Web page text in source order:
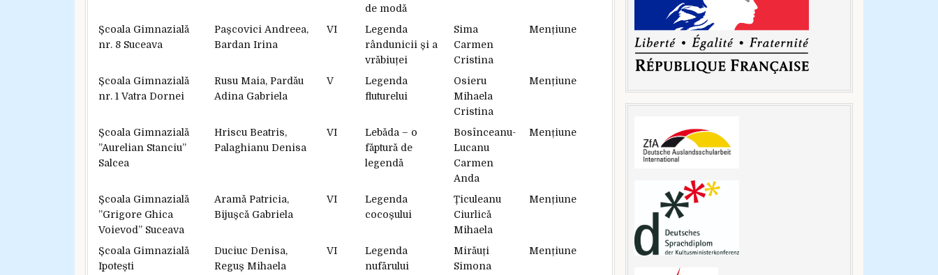
de modă
Școala Gimnazială
nr. 8 Suceava
Pașcovici Andreea,
Bardan Irina
VI
Legenda
rândunicii și a
vrăbiuței
Sima
Carmen
Cristina
Mențiune
Școala Gimnazială
nr. 1 Vatra Dornei
Rusu Maia, Pardău
Adina Gabriela
V
Legenda
fluturelui
Osieru
Mihaela
Cristina
Mențiune
Școala Gimnazială
”Aurelian Stanciu”
Salcea
Hriscu Beatris,
Palaghianu Denisa
VI
Lebăda – o
făptură de
legendă
Bosînceanu-
Lucanu
Carmen
Anda
Mențiune
Școala Gimnazială
”Grigore Ghica
Voievod” Suceava
Aramă Patricia,
Bijușcă Gabriela
VI
Legenda
cocoșului
Țiculeanu
Ciurlică
Mihaela
Mențiune
Școala Gimnazială
Ipotești
Duciuc Denisa,
Reguș Mihaela
VI
Legenda
nufărului
Mirăuți
Simona
Mențiune